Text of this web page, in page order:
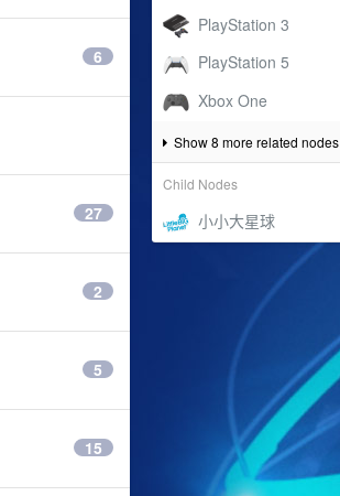
Show 8 more related nodes
Child Nodes
6
27
2
5
15